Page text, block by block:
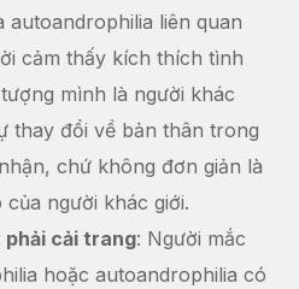
autoandrophilia liên quan
cảm thấy kích thích tình
mình là người khác
thay đổi về bản thân trong
chứ không đơn giản là
người khác giới.
cải trang: Người mắc
hoặc autoandrophilia có